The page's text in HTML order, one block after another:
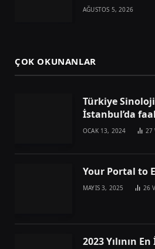
AĞUSTOS 5, 2026
ÇOK OKUNANLAR
Türkiye
İstanbul’da
OCAK 13, 2024 27
Your Portal to
MAYIS 3, 2025 26
2023 Yılının